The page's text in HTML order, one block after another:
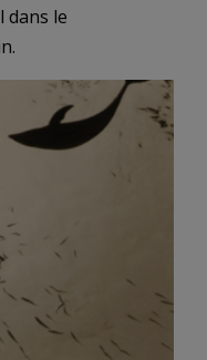
dans le